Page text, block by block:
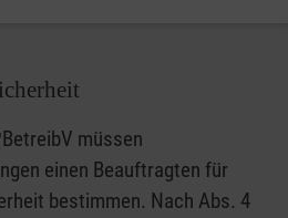
erfolgt innerhalb von
Ratsuchenden mit den
müssen
einen Beauftragten für
bestimmen. Nach Abs. 4